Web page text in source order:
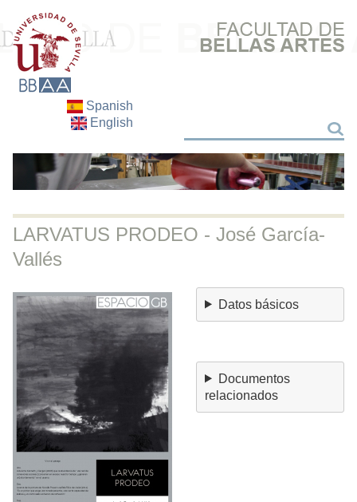
Spanish
English
Buscar
LARVATUS PRODEO - José García-
Vallés
Datos básicos
Documentos
relacionados